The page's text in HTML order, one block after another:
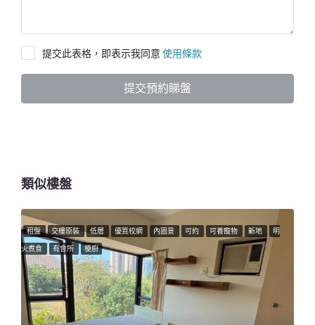
提交此表格，即表示我同意 使用條款
提交預約睇盤
類似樓盤
租盤 交樓原裝 低層 優質校網 內園景 可約 可養寵物 新地 明
火煮食 有會所 梗廚